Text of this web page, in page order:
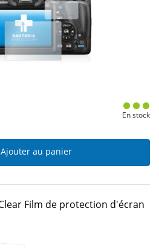
En stock
Ajouter au panier
Clear Film de protection d'écran